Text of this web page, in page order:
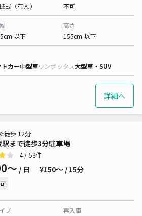
式（有人）
不可
以下
高さ
155cm 以下
トカー中型車ワンボックス大型車・SUV
詳細へ
駅まで徒歩3分駐車場
徒歩 12分
4/ 53件
〜 / 日 ¥150〜 / 15分
プ
再入庫